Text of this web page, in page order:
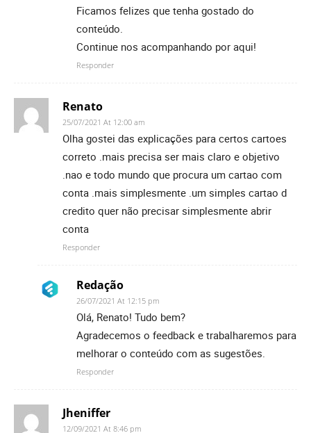
Ficamos felizes que tenha gostado do
conteúdo.
Continue nos acompanhando por aqui!
Responder
Renato
25/07/2021 At 12:00 am
Olha gostei das explicações para certos cartoes
correto .mais precisa ser mais claro e objetivo
.nao e todo mundo que procura um cartao com
conta .mais simplesmente .um simples cartao d
credito quer não precisar simplesmente abrir
conta
Responder
Redação
26/07/2021 At 12:15 pm
Olá, Renato! Tudo bem?
Agradecemos o feedback e trabalharemos para
melhorar o conteúdo com as sugestões.
Responder
Jheniffer
12/09/2021 At 8:46 pm